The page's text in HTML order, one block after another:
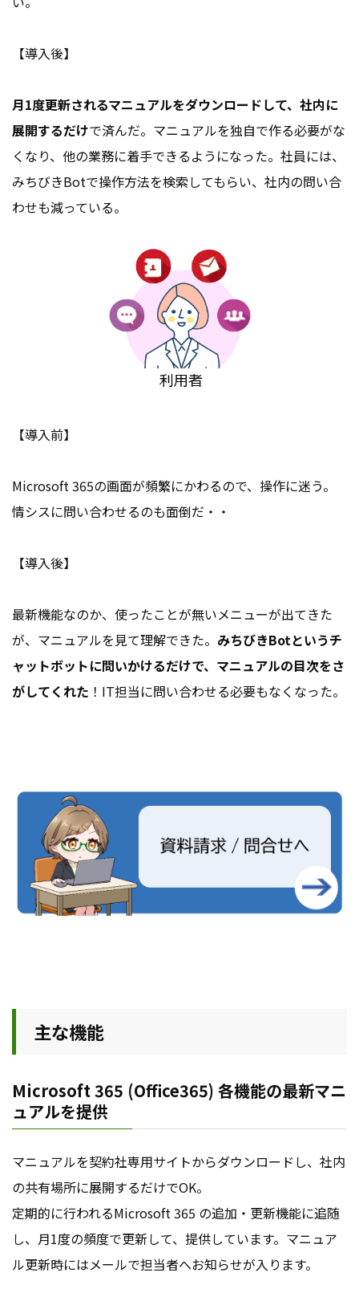
【導入後】
月1度更新されるマニュアルをダウンロードして、社内に
展開するだけで済んだ。マニュアルを独自で作る必要がな
くなり、他の業務に着手できるようになった。社員には、
みちびきBotで操作方法を検索してもらい、社内の問い合
わせも減っている。
【導入前】
Microsoft 365の画面が頻繁にかわるので、操作に迷う。
情シスに問い合わせるのも面倒だ・・
【導入後】
最新機能なのか、使ったことが無いメニューが出てきた
が、マニュアルを見て理解できた。 みちびきBotというチ
ャットボットに問いかけるだけで、マニュアルの目次をさ
がしてくれた ！IT担当に問い合わせる必要もなくなった。
主な機能
Microsoft 365 (Office365) 各機能の最新マニ
ュアルを提供
マニュアルを契約社専用サイトからダウンロードし、社内
の共有場所に展開するだけでOK。
定期的に行われるMicrosoft 365 の追加・更新機能に追随
し、月1度の頻度で更新して、提供しています。マニュア
ル更新時にはメールで担当者へお知らせが入ります。